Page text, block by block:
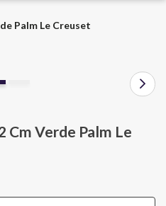
Palm Le Creuset
Cm Verde Palm Le